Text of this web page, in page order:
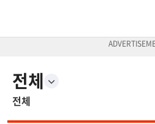
전체
전체